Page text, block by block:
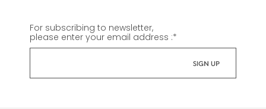
For subscribing to newsletter,
please enter your email address :*